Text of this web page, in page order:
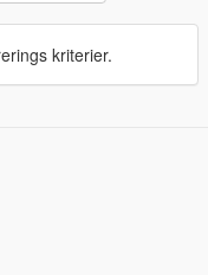
kriterier.